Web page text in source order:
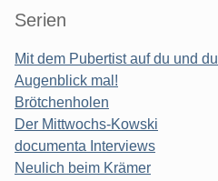
Serien
Mit dem Pubertist auf du und du
Augenblick mal!
Brötchenholen
Der Mittwochs-Kowski
documenta Interviews
Neulich beim Krämer